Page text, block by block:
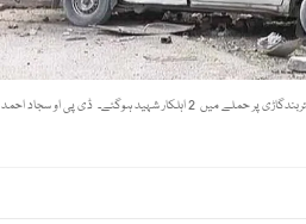
ڈی آئی خان میں پولیس کی بکتربندگاڑی پر حملے میں 2 اہلکار شہید ہوگئے۔ ڈی پی او سجاد احمد